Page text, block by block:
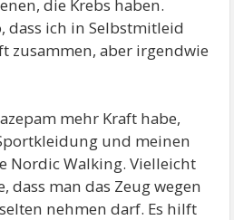
die Krebs haben.
dass ich in Selbstmitleid
zusammen, aber irgendwie
mehr Kraft habe,
und meinen
Nordic Walking. Vielleicht
dass man das Zeug wegen
nehmen darf. Es hilft